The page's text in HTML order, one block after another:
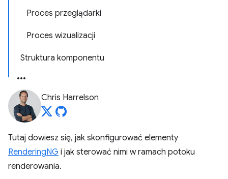
Proces przeglądarki
Proces wizualizacji
Struktura komponentu
Chris Harrelson
Tutaj dowiesz się, jak skonfigurować elementy
RenderingNG i jak sterować nimi w ramach potoku
renderowania.